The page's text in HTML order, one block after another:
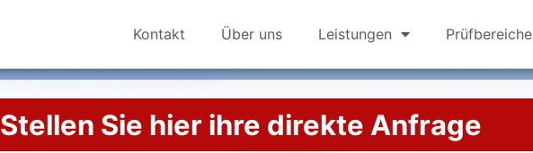
Kontakt Über uns Leistungen Prüfbereiche
Stellen Sie hier ihre direkte Anfrage